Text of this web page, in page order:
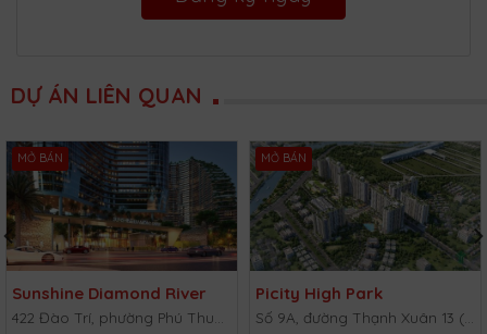
DỰ ÁN LIÊN QUAN
MỞ BÁN
Sunshine Diamond River
MỞ BÁN
Picity High Park